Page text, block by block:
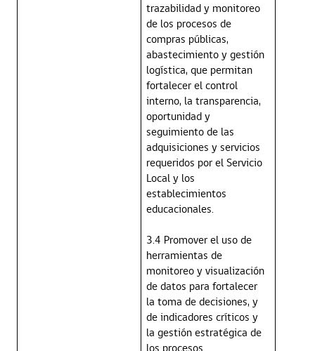
trazabilidad y monitoreo
de los procesos de
compras públicas,
abastecimiento y gestión
logística, que permitan
fortalecer el control
interno, la transparencia,
oportunidad y
seguimiento de las
adquisiciones y servicios
requeridos por el Servicio
Local y los
establecimientos
educacionales.
3.4 Promover el uso de
herramientas de
monitoreo y visualización
de datos para fortalecer
la toma de decisiones, y
de indicadores críticos y
la gestión estratégica de
los procesos